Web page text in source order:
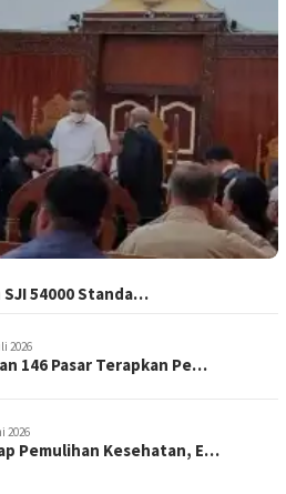
54000 Standa…
2026
146 Pasar Terapkan Pe…
2026
Pemulihan Kesehatan, E…